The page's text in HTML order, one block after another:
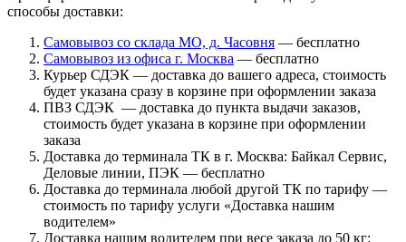
способы доставки:
Самовывоз со склада МО, д. Часовня — бесплатно
Самовывоз из офиса г. Москва — бесплатно
Курьер СДЭК — доставка до вашего адреса, стоимость
будет указана сразу в корзине при оформлении заказа
ПВЗ СДЭК — доставка до пункта выдачи заказов,
стоимость будет указана в корзине при оформлении
заказа
Доставка до терминала ТК в г. Москва: Байкал Сервис,
Деловые линии, ПЭК — бесплатно
Доставка до терминала любой другой ТК по тарифу —
стоимость по тарифу услуги «Доставка нашим
водителем»
Доставка нашим водителем при весе заказа до 50 кг: